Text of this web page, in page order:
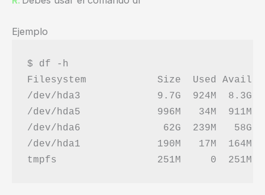
Ejemplo
$ df -h
Filesystem            Size  Used Avail
/dev/hda3             9.7G  924M  8.3G
/dev/hda5             996M   34M  911M
/dev/hda6              62G  239M   58G
/dev/hda1             190M   17M  164M